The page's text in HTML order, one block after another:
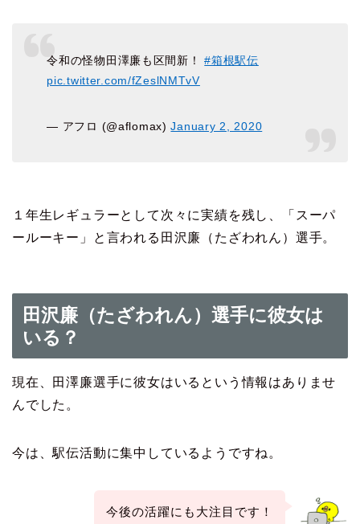
令和の怪物田澤廉も区間新！#箱根駅伝
pic.twitter.com/fZeslNMTvV
— アフロ (@aflomax)January 2, 2020
１年生レギュラーとして次々に実績を残し、「スーパ
ールーキー」と言われる田沢廉（たざわれん）選手。
田沢廉（たざわれん）選手に彼女は
いる？
現在、田澤廉選手に彼女はいるという情報はありませ
んでした。
今は、駅伝活動に集中しているようですね。
今後の活躍にも大注目です！